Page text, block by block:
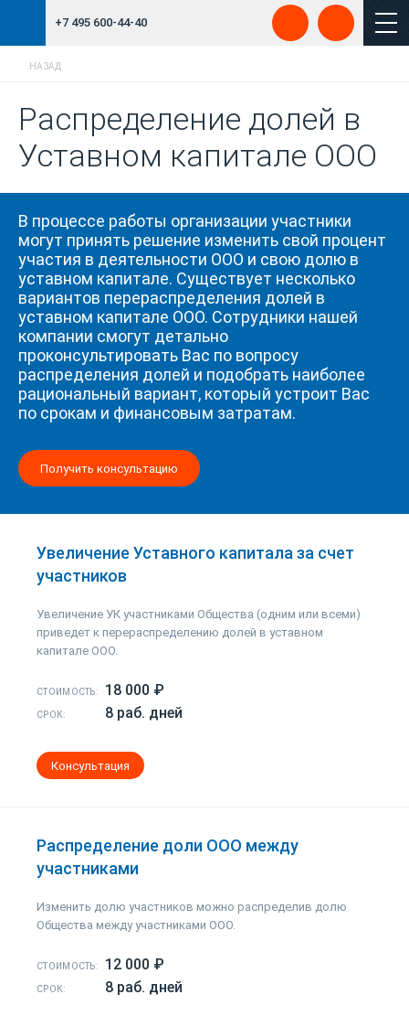
+7 495 600-44-40
НАЗАД
Распределение долей в
Уставном капитале ООО
В процессе работы организации участники
могут принять решение изменить свой процент
участия в деятельности ООО и свою долю в
уставном капитале. Существует несколько
вариантов перераспределения долей в
уставном капитале ООО. Сотрудники нашей
компании смогут детально
проконсультировать Вас по вопросу
распределения долей и подобрать наиболее
рациональный вариант, который устроит Вас
по срокам и финансовым затратам.
Получить консультацию
Увеличение Уставного капитала за счет
участников
Увеличение УК участниками Общества (одним или всеми)
приведет к перераспределению долей в уставном
капитале ООО.
СТОИМОСТЬ: 18 000 ₽
СРОК: 8 раб. дней
Консультация
Распределение доли ООО между
участниками
Изменить долю участников можно распределив долю
Общества между участниками ООО.
СТОИМОСТЬ: 12 000 ₽
СРОК: 8 раб. дней